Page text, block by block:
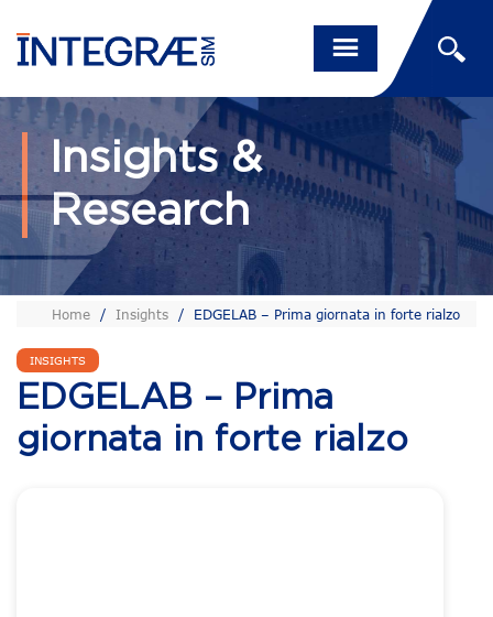
Insights &
Research
Home / Insights / EDGELAB – Prima giornata in forte rialzo
INSIGHTS
EDGELAB – Prima
giornata in forte rialzo